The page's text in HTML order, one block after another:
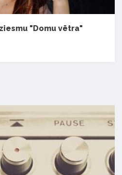
"Domu vētra"